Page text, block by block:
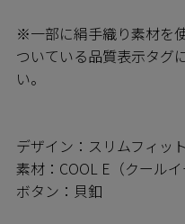
※一部に絹手織り素材を
ついている品質表示タグ
い。
デザイン：スリムフィッ
素材：COOL E（クール
ボタン：貝釦